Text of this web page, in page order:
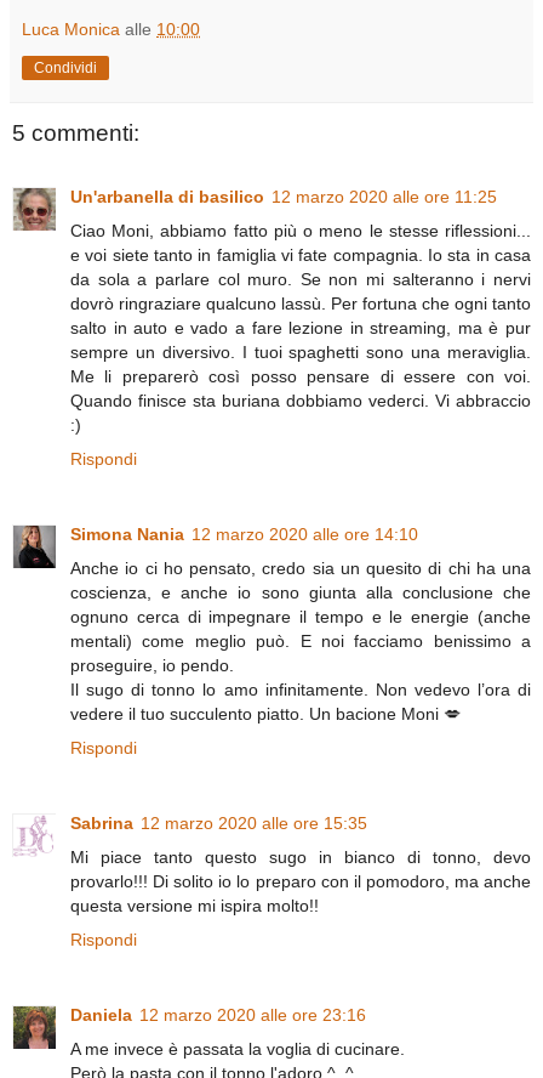
Luca Monica alle 10:00
Condividi
5 commenti:
Un'arbanella di basilico 12 marzo 2020 alle ore 11:25
Ciao Moni, abbiamo fatto più o meno le stesse riflessioni...
e voi siete tanto in famiglia vi fate compagnia. Io sta in casa
da sola a parlare col muro. Se non mi salteranno i nervi
dovrò ringraziare qualcuno lassù. Per fortuna che ogni tanto
salto in auto e vado a fare lezione in streaming, ma è pur
sempre un diversivo. I tuoi spaghetti sono una meraviglia.
Me li preparerò così posso pensare di essere con voi.
Quando finisce sta buriana dobbiamo vederci. Vi abbraccio
:)
Rispondi
Simona Nania 12 marzo 2020 alle ore 14:10
Anche io ci ho pensato, credo sia un quesito di chi ha una
coscienza, e anche io sono giunta alla conclusione che
ognuno cerca di impegnare il tempo e le energie (anche
mentali) come meglio può. E noi facciamo benissimo a
proseguire, io pendo.
Il sugo di tonno lo amo infinitamente. Non vedevo l’ora di
vedere il tuo succulento piatto. Un bacione Moni 💋
Rispondi
Sabrina 12 marzo 2020 alle ore 15:35
Mi piace tanto questo sugo in bianco di tonno, devo
provarlo!!! Di solito io lo preparo con il pomodoro, ma anche
questa versione mi ispira molto!!
Rispondi
Daniela 12 marzo 2020 alle ore 23:16
A me invece è passata la voglia di cucinare.
Però la pasta con il tonno l'adoro ^_^